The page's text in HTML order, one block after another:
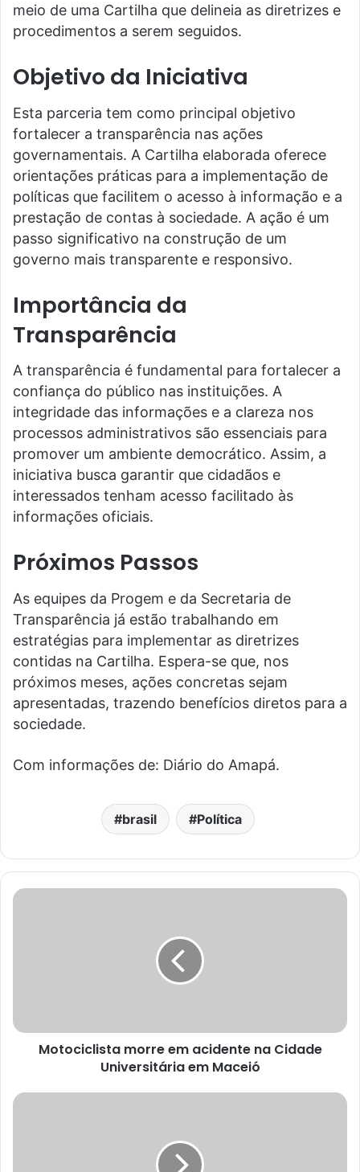
meio de uma Cartilha que delineia as diretrizes e
procedimentos a serem seguidos.
Objetivo da Iniciativa
Esta parceria tem como principal objetivo
fortalecer a transparência nas ações
governamentais. A Cartilha elaborada oferece
orientações práticas para a implementação de
políticas que facilitem o acesso à informação e a
prestação de contas à sociedade. A ação é um
passo significativo na construção de um
governo mais transparente e responsivo.
Importância da
Transparência
A transparência é fundamental para fortalecer a
confiança do público nas instituições. A
integridade das informações e a clareza nos
processos administrativos são essenciais para
promover um ambiente democrático. Assim, a
iniciativa busca garantir que cidadãos e
interessados tenham acesso facilitado às
informações oficiais.
Próximos Passos
As equipes da Progem e da Secretaria de
Transparência já estão trabalhando em
estratégias para implementar as diretrizes
contidas na Cartilha. Espera-se que, nos
próximos meses, ações concretas sejam
apresentadas, trazendo benefícios diretos para a
sociedade.
Com informações de: Diário do Amapá.
brasil Política
Motociclista morre em acidente na Cidade
Universitária em Maceió